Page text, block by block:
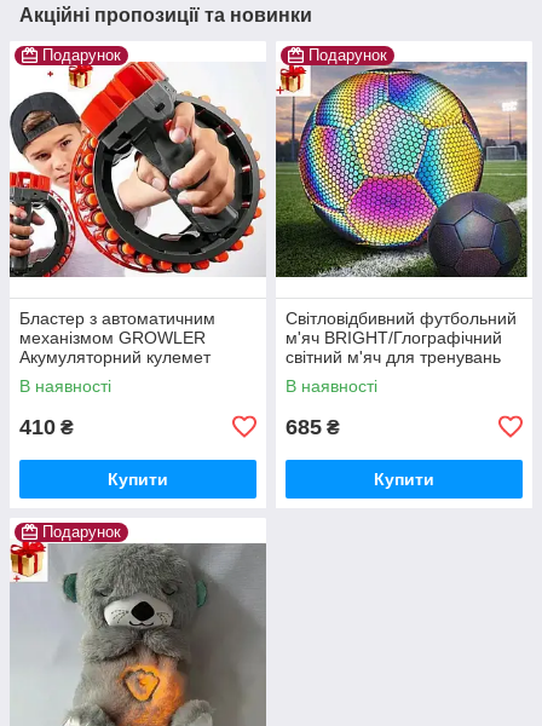
Акційні пропозиції та новинки
Подарунок
Бластер з автоматичним
механізмом GROWLER
Акумуляторний кулемет
іграшковий на 28 зарядів
В наявності
410 ₴
Купити
Подарунок
Світловідбивний футбольний
м'яч BRIGHT/Глографічний
світний м'яч для тренувань
В наявності
685 ₴
Купити
Подарунок